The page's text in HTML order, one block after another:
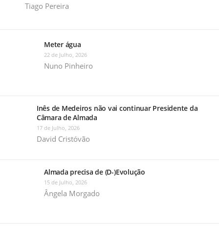
Tiago Pereira
Meter água
22 de Julho, 2026
Nuno Pinheiro
Inês de Medeiros não vai continuar Presidente da
Câmara de Almada
17 de Julho, 2026
David Cristóvão
Almada precisa de (D-)Evolução
15 de Julho, 2026
Ângela Morgado